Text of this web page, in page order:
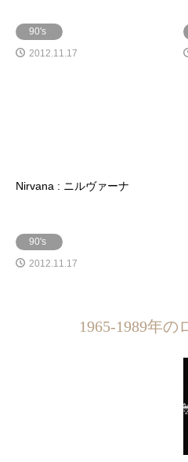
90's
2012.11.17
Nirvana : ニルヴァーナ
90's
2012.11.17
1965-1989年の